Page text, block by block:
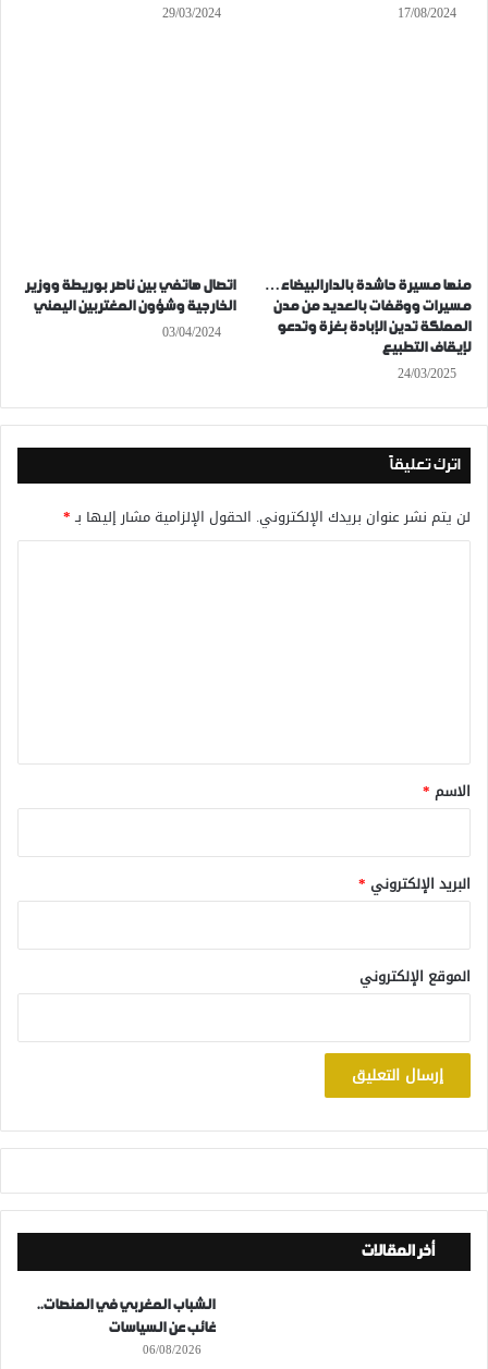
17/08/2024
29/03/2024
منها مسيرة حاشدة بالدارالبيضاء…
مسيرات ووقفات بالعديد من مدن
المملكة تدين الإبادة بغزة وتدعو
لإيقاف التطبيع
24/03/2025
اتصال هاتفي بين ناصر بوريطة ووزير
الخارجية وشؤون المغتربين اليمني
03/04/2024
اترك تعليقاً
لن يتم نشر عنوان بريدك الإلكتروني. الحقول الإلزامية مشار إليها بـ*
*
الاسم *
البريد الإلكتروني *
الموقع الإلكتروني
أخر المقالات
الشباب المغربي في المنصات..
غائب عن السياسات
06/08/2026